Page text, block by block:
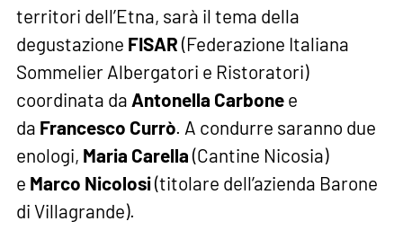
territori dell’Etna, sarà il tema della
degustazione FISAR (Federazione Italiana
Sommelier Albergatori e Ristoratori)
coordinata da Antonella Carbone e
da Francesco Currò. A condurre saranno due
enologi, Maria Carella (Cantine Nicosia)
e Marco Nicolosi(titolare dell’azienda Barone
di Villagrande).